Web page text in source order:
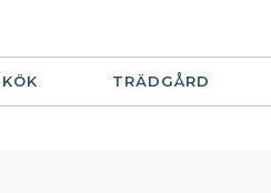
KÖK TRÄDGÅRD